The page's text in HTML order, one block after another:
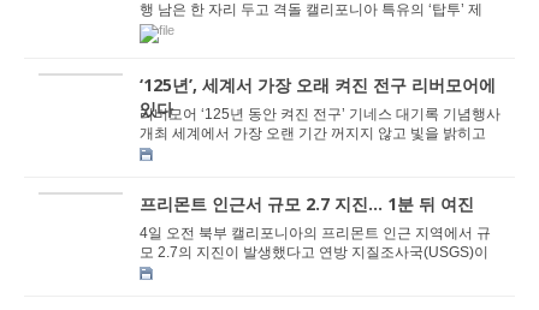
행 남은 한 자리 두고 격돌 캘리포니아 특유의 ‘탑투’ 제
도… 정당 구...
‘125년’, 세계서 가장 오래 켜진 전구 리버모어에
있다
리버모어 ‘125년 동안 켜진 전구’ 기네스 대기록 기념행사
개최 세계에서 가장 오랜 기간 꺼지지 않고 빛을 밝히고
있는 전구가 이번 주말 캘리포니...
프리몬트 인근서 규모 2.7 지진… 1분 뒤 여진
4일 오전 북부 캘리포니아의 프리몬트 인근 지역에서 규
모 2.7의 지진이 발생했다고 연방 지질조사국(USGS)이
밝혔다. 연방 지질조사국에 따르면 이번 지진은 오...